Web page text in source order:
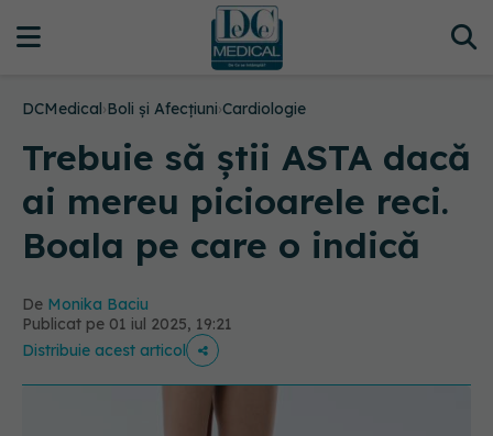
DCMedical›Boli și Afecțiuni›Cardiologie
Trebuie să știi ASTA dacă
ai mereu picioarele reci.
Boala pe care o indică
De Monika Baciu
Publicat pe 01 iul 2025, 19:21
Distribuie acest articol